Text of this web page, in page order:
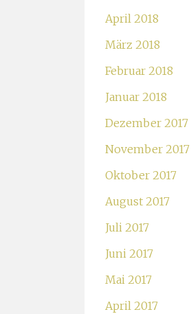
April 2018
März 2018
Februar 2018
Januar 2018
Dezember 2017
November 2017
Oktober 2017
August 2017
Juli 2017
Juni 2017
Mai 2017
April 2017